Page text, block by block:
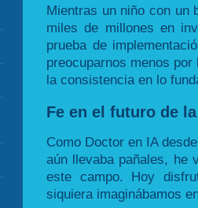
Mientras un niño con un
miles de millones en
prueba de
preocuparnos menos
la consistencia en lo
Fe en el futuro de
Como Doctor en IA
aún llevaba pañales, he
este campo. Hoy
siquiera imaginábamos